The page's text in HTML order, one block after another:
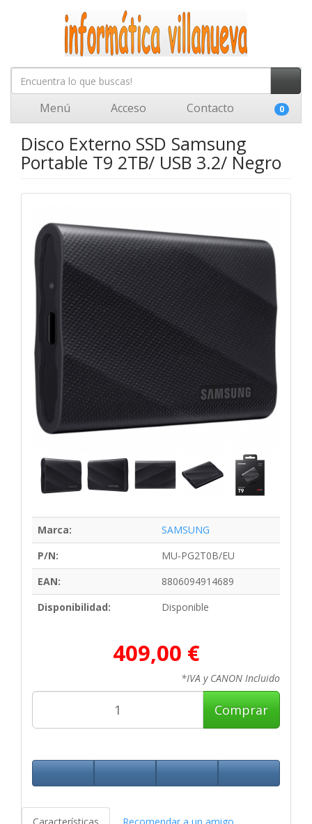
Menú Acceso Contacto 0
Disco Externo SSD Samsung
Portable T9 2TB/ USB 3.2/ Negro
Marca:
SAMSUNG
P/N:
MU-PG2T0B/EU
EAN:
8806094914689
Disponibilidad:
Disponible
409,00 €
*IVA y CANON Incluido
Comprar
Características Recomendar a un amigo